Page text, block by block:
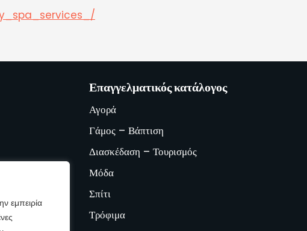
εμπειρία
Επαγγελματικός κατάλογος
Αγορά
Γάμος – Βάπτιση
Διασκέδαση – Τουρισμός
Μόδα
Σπίτι
Τρόφιμα